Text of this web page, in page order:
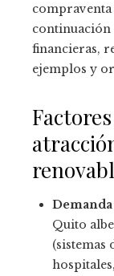
compraventa
continuación
financieras,
ejemplos y
Quito